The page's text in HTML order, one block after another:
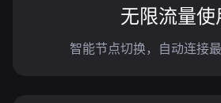
无限流量使
智能节点切换，自动连接最